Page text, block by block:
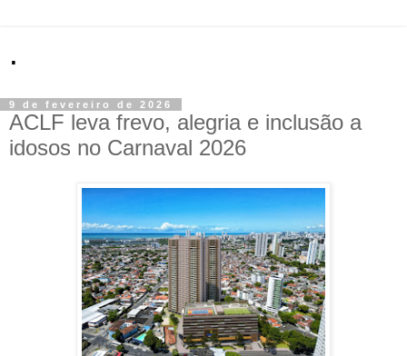
.
9 de fevereiro de 2026
ACLF leva frevo, alegria e inclusão a
idosos no Carnaval 2026